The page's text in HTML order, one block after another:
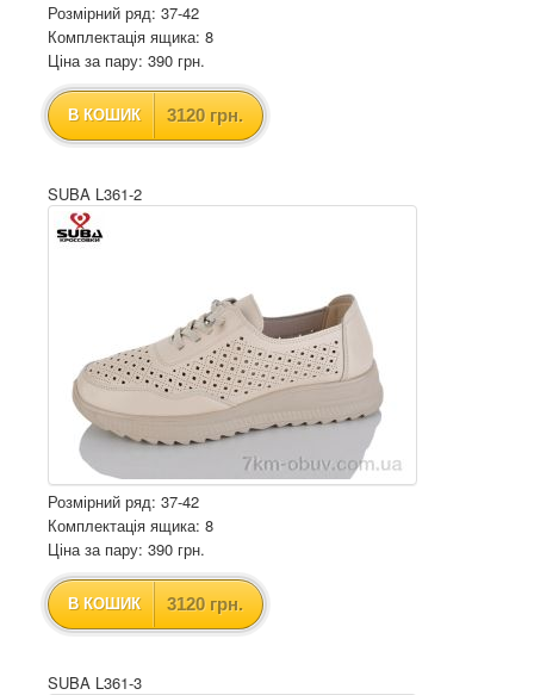
Розмірний ряд: 37-42
Комплектація ящика: 8
Ціна за пару: 390 грн.
В КОШИК 3120 грн.
SUBA L361-2
Розмірний ряд: 37-42
Комплектація ящика: 8
Ціна за пару: 390 грн.
В КОШИК 3120 грн.
SUBA L361-3